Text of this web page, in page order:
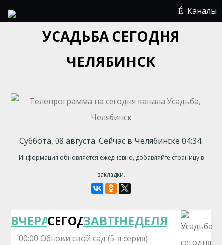
Каналы
УСАДЬБА СЕГОДНЯ
ЧЕЛЯБИНСК
Суббота, 08 августа. Сейчас в Челябинске 04:34.
Информация обновляется ежедневно, добавляйте страницу в
закладки.
ВЧЕРАСЕГОДНЯЗАВТРАНЕДЕЛЯ
00:00 Обнови свой сад (5-я серия)